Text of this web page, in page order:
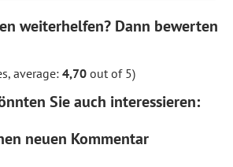
weiterhelfen? Dann bewerten
average: 4,70 out of 5)
Sie auch interessieren:
neuen Kommentar